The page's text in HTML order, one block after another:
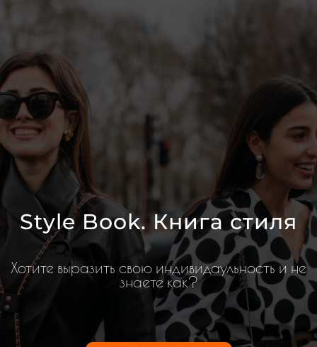
Style Book. Книга стиля
Хотите выразить свою индивидаульность и не
знаете как?